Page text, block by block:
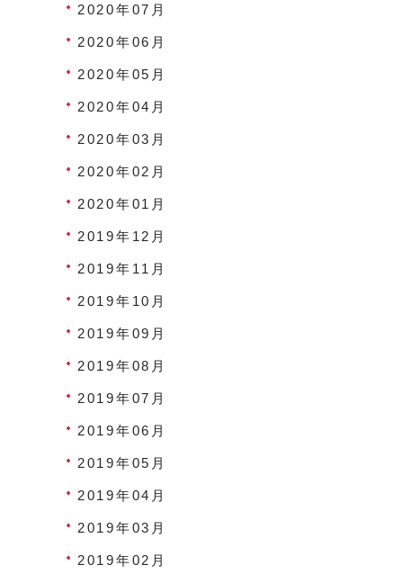
2020年07月
2020年06月
2020年05月
2020年04月
2020年03月
2020年02月
2020年01月
2019年12月
2019年11月
2019年10月
2019年09月
2019年08月
2019年07月
2019年06月
2019年05月
2019年04月
2019年03月
2019年02月